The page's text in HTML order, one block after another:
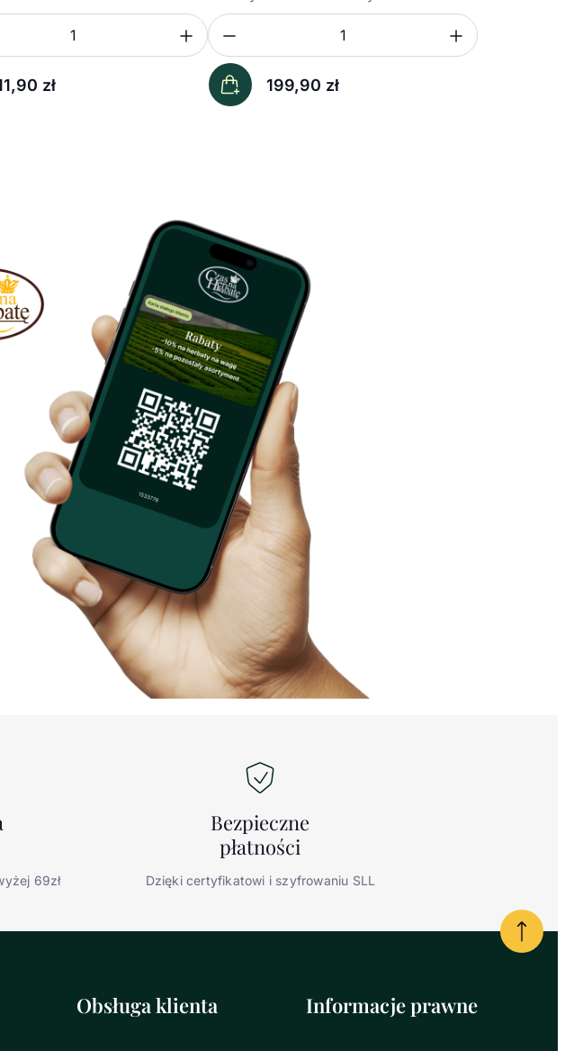
zł
ilość Zwiększ ilość
zaparzania...
199,90 zł
IlośćZmniejsz ilość Zwiększ
69zł
Bezpieczne
płatności
Dzięki certyfikatowi i szyfrowaniu SLL
Obsługa klienta Informacje prawne